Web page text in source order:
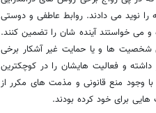
نوید می دادند. روابط عاطفی و دوستی
می خواستند آینده شان را تضمین کنند.
شخصیت ها و یا حمایت غیر آشکار برخی
و فعالیت هایشان را در کوچکترین
وجود منع قانونی و مذمت های مکرر از
برای خود کرده بودند.